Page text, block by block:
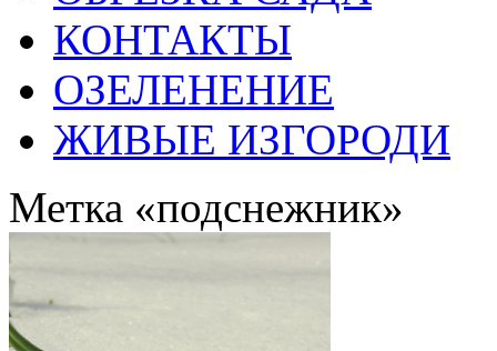
КОНТАКТЫ
ОЗЕЛЕНЕНИЕ
ЖИВЫЕ ИЗГОРОДИ
Метка «подснежник»